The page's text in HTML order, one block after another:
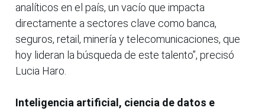
analíticos en el país, un vacío que impacta
directamente a sectores clave como banca,
seguros, retail, minería y telecomunicaciones, que
hoy lideran la búsqueda de este talento”, precisó
Lucia Haro.
Inteligencia artificial, ciencia de datos e